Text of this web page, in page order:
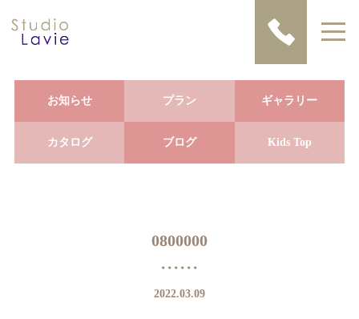
お知らせ プラン ギャラリー
カタログ ブログ Kids Top
0800000
2022.03.09